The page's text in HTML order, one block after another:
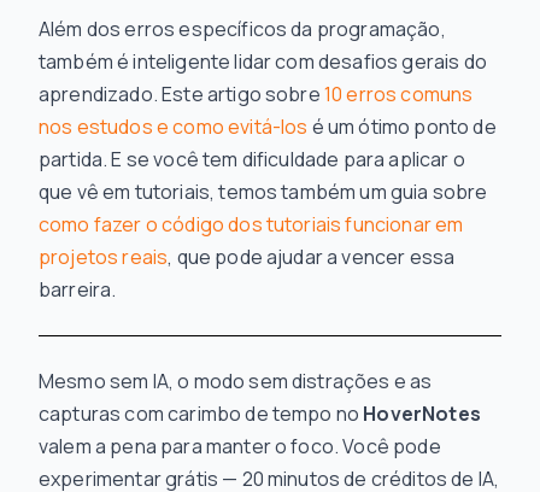
Além dos erros específicos da programação,
também é inteligente lidar com desafios gerais do
aprendizado. Este artigo sobre10 erros comuns
nos estudos e como evitá-los é um ótimo ponto de
partida. E se você tem dificuldade para aplicar o
que vê em tutoriais, temos também um guia sobre
como fazer o código dos tutoriais funcionar em
projetos reais, que pode ajudar a vencer essa
barreira.
Mesmo sem IA, o modo sem distrações e as
capturas com carimbo de tempo no HoverNotes
valem a pena para manter o foco. Você pode
experimentar grátis — 20 minutos de créditos de IA,